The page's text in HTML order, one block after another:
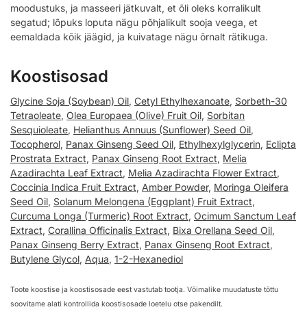
moodustuks, ja masseeri jätkuvalt, et õli oleks korralikult
segatud; lõpuks loputa nägu põhjalikult sooja veega, et
eemaldada kõik jäägid, ja kuivatage nägu õrnalt rätikuga.
Koostisosad
Glycine Soja (Soybean) Oil, Cetyl Ethylhexanoate, Sorbeth-30
Tetraoleate, Olea Europaea (Olive) Fruit Oil, Sorbitan
Sesquioleate, Helianthus Annuus (Sunflower) Seed Oil,
Tocopherol, Panax Ginseng Seed Oil, Ethylhexylglycerin, Eclipta
Prostrata Extract, Panax Ginseng Root Extract, Melia
Azadirachta Leaf Extract, Melia Azadirachta Flower Extract,
Coccinia Indica Fruit Extract, Amber Powder, Moringa Oleifera
Seed Oil, Solanum Melongena (Eggplant) Fruit Extract,
Curcuma Longa (Turmeric) Root Extract, Ocimum Sanctum Leaf
Extract, Corallina Officinalis Extract, Bixa Orellana Seed Oil,
Panax Ginseng Berry Extract, Panax Ginseng Root Extract,
Butylene Glycol, Aqua, 1-2-Hexanediol
Toote koostise ja koostisosade eest vastutab tootja. Võimalike muudatuste tõttu
soovitame alati kontrollida koostisosade loetelu otse pakendilt.